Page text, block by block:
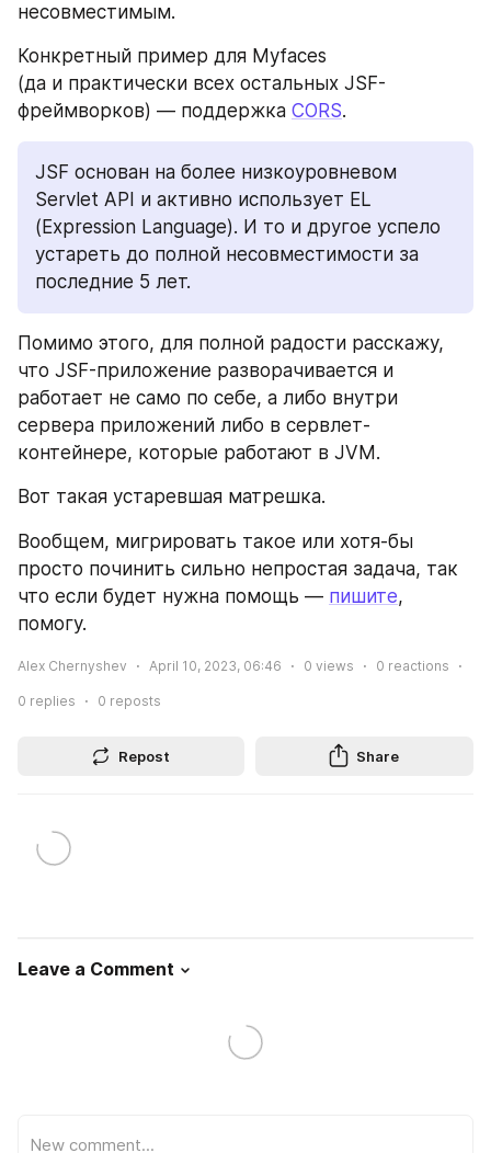
несовместимым.
Конкретный пример для Myfaces
(да и практически всех остальных JSF-
фреймворков) — поддержка CORS.
JSF основан на более низкоуровневом
Servlet API и активно использует EL
(Expression Language). И то и другое успело
устареть до полной несовместимости за
последние 5 лет.
Помимо этого, для полной радости расскажу,
что JSF-приложение разворачивается и
работает не само по себе, а либо внутри
сервера приложений либо в сервлет-
контейнере, которые работают в JVM.
Вот такая устаревшая матрешка.
Вообщем, мигрировать такое или хотя-бы
просто починить сильно непростая задача, так
что если будет нужна помощь — пишите,
помогу.
Alex Chernyshev April 10, 2023, 06:46 0 views 0 reactions
0 replies 0 reposts
Repost Share
Leave a Comment